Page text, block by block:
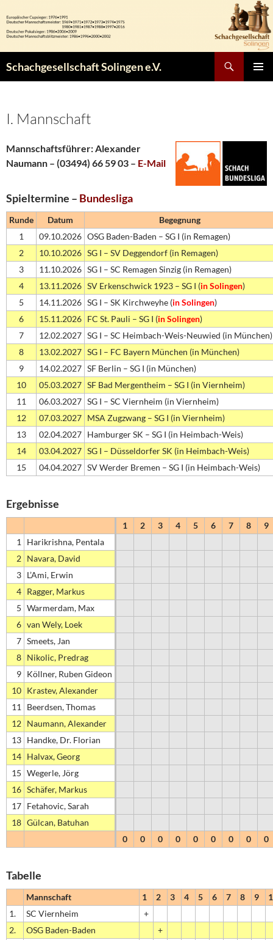
Inhalt
springen
Schachgesellschaft Solingen e.V.
I. Mannschaft
Mannschaftsführer: Alexander
Naumann – (03494) 66 59 03 – E-Mail
Spieltermine – Bundesliga
Runde Datum
Begegnung
1
09.10.2026 OSG Baden-Baden – SG I (in Remagen)
2
10.10.2026 SG I – SV Deggendorf (in Remagen)
3
11.10.2026 SG I – SC Remagen Sinzig (in Remagen)
4
13.11.2026 SV Erkenschwick 1923 – SG I (in Solingen)
5
14.11.2026 SG I – SK Kirchweyhe (in Solingen)
6
15.11.2026 FC St. Pauli – SG I (in Solingen)
7
12.02.2027 SG I – SC Heimbach-Weis-Neuwied (in München)
8
13.02.2027 SG I – FC Bayern München (in München)
9
14.02.2027 SF Berlin – SG I (in München)
10
05.03.2027 SF Bad Mergentheim – SG I (in Viernheim)
11
06.03.2027 SG I – SC Viernheim (in Viernheim)
12
07.03.2027 MSA Zugzwang – SG I (in Viernheim)
13
02.04.2027 Hamburger SK – SG I (in Heimbach-Weis)
14
03.04.2027 SG I – Düsseldorfer SK (in Heimbach-Weis)
15
04.04.2027 SV Werder Bremen – SG I (in Heimbach-Weis)
Ergebnisse
1 2 3 4 5 6 7 8
9
1
Harikrishna, Pentala
2 Navara, David
3 L’Ami, Erwin
4 Ragger, Markus
5 Warmerdam, Max
6 van Wely, Loek
7 Smeets, Jan
8 Nikolic, Predrag
9 Köllner, Ruben Gideon
10 Krastev, Alexander
11
Beerdsen, Thomas
12 Naumann, Alexander
13 Handke, Dr. Florian
14 Halvax, Georg
15 Wegerle, Jörg
16 Schäfer, Markus
17 Fetahovic, Sarah
18 Gülcan, Batuhan
0
0 0 0 0 0 0 0 0
Tabelle
Mannschaft 1 2 3 4 5 6 7 8 9
1.
SC Viernheim
+
2.
OSG Baden-Baden
+